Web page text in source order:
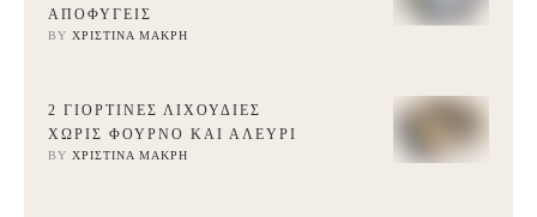
ΑΠΟΦΎΓΕΙΣ
BY ΧΡΙΣΤΊΝΑ ΜΑΚΡΉ
2 ΓΙΟΡΤΙΝΈΣ ΛΙΧΟΥΔΙΈΣ
ΧΩΡΊΣ ΦΟΎΡΝΟ ΚΑΙ ΑΛΕΎΡΙ
BY ΧΡΙΣΤΊΝΑ ΜΑΚΡΉ